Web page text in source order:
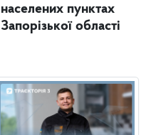
населених пунктах
Запорізької області